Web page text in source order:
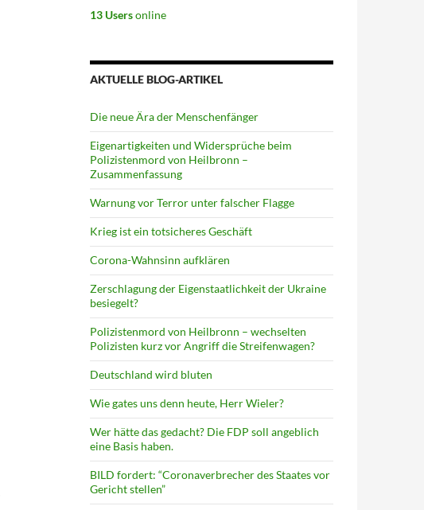
13 Usersonline
AKTUELLE BLOG-ARTIKEL
Die neue Ära der Menschenfänger
Eigenartigkeiten und Widersprüche beim
Polizistenmord von Heilbronn –
Zusammenfassung
Warnung vor Terror unter falscher Flagge
Krieg ist ein totsicheres Geschäft
Corona-Wahnsinn aufklären
Zerschlagung der Eigenstaatlichkeit der Ukraine
besiegelt?
Polizistenmord von Heilbronn – wechselten
Polizisten kurz vor Angriff die Streifenwagen?
Deutschland wird bluten
Wie gates uns denn heute, Herr Wieler?
Wer hätte das gedacht? Die FDP soll angeblich
eine Basis haben.
BILD fordert: “Coronaverbrecher des Staates vor
Gericht stellen”